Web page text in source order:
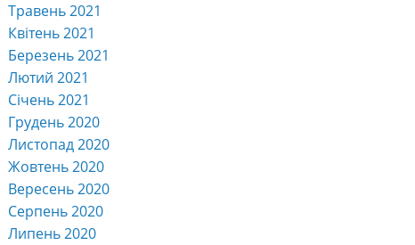
Травень 2021
Квітень 2021
Березень 2021
Лютий 2021
Січень 2021
Грудень 2020
Листопад 2020
Жовтень 2020
Вересень 2020
Серпень 2020
Липень 2020